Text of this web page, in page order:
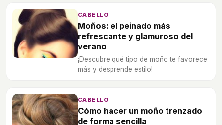
CABELLO
Moños: el peinado más
refrescante y glamuroso del
verano
¡Descubre qué tipo de moño te favorece
más y desprende estilo!
CABELLO
Cómo hacer un moño trenzado
de forma sencilla